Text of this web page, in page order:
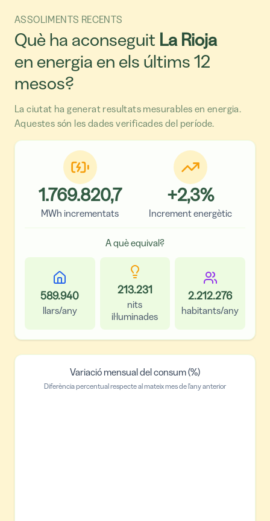
ASSOLIMENTS RECENTS
Què ha aconseguit La Rioja
en energia en els últims 12
mesos?
La ciutat ha generat resultats mesurables en energia.
Aquestes són les dades verificades del període.
1.769.820,7
MWh incrementats
+2,3%
Increment energètic
A què equival?
589.940
llars/any
213.231
nits
il·luminades
2.212.276
habitants/any
Variació mensual del consum (%)
Diferència percentual respecte al mateix mes de l'any anterior